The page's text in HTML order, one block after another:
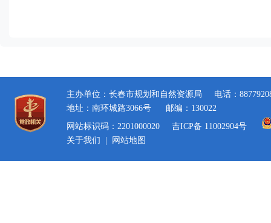
主办单位：长春市规划和自然资源局
电话：
地址：南环城路3066号
邮编：130022
网站标识码：2201000020
吉ICP备 11002904号
关于我们
网站地图